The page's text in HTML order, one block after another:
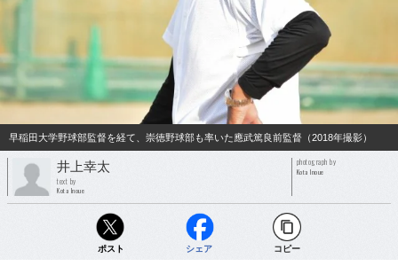
早稲田大学野球部監督を経て、崇徳野球部も率いた應武篤良前監督（2018年撮影）
井上幸太
text by
Kota Inoue
photograph by
Kota Inoue
ポスト シェア コピー